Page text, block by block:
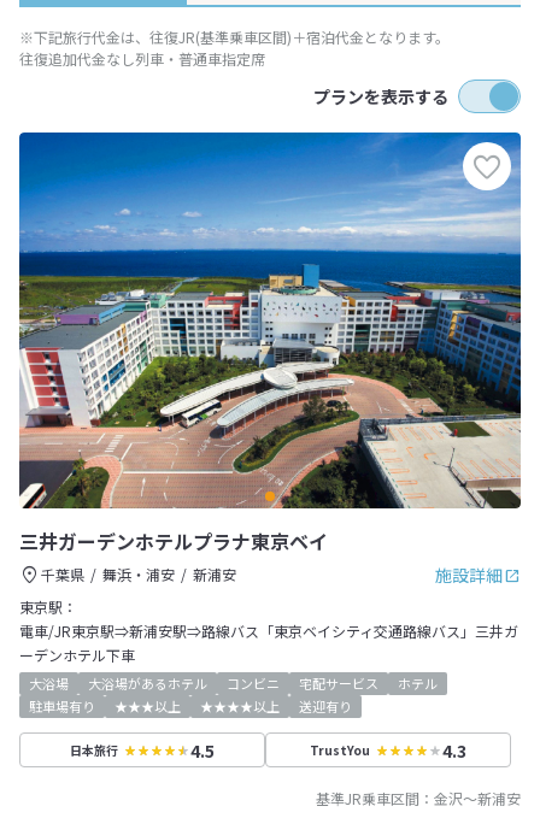
※下記旅行代金は、往復JR(基準乗車区間)＋宿泊代金となります。
往復追加代金なし列車・普通車指定席
プランを表示する
三井ガーデンホテルプラナ東京ベイ
施設詳細
千葉県 舞浜・浦安
新浦安
東京駅：
電車/JR東京駅⇒新浦安駅⇒路線バス「東京ベイシティ交通路線バス」三井ガ
ーデンホテル下車
大浴場 大浴場があるホテル コンビニ 宅配サービス
ホテル
駐車場有り
★★★以上 ★★★★以上 送迎有り
日本旅行 4.5 TrustYou 4.3
基準JR乗車区間： 金沢～新浦安